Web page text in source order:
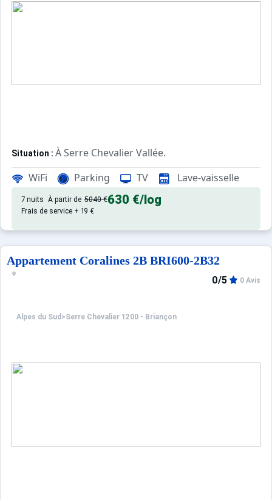
Situation : À Serre Chevalier Vallée.
Appartement de particulier :appartement de qualité, de 75
WiFi Parking TV Lave-vaisselle
7 nuits À partir de 5040 €630 €/log
Frais de service + 19 €
Appartement Coralines 2B BRI600-2B32
Alpes du Sud >Serre Chevalier 1200 - Briançon
0/5 0 Avis